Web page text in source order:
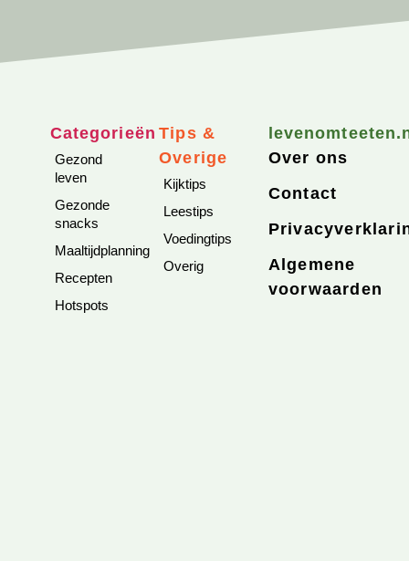
Categorieën
Gezond
leven
Gezonde
snacks
Maaltijdplanning
Recepten
Hotspots
Tips &
Overige
Kijktips
Leestips
Voedingtips
Overig
Over ons
Contact
Algemene
voorwaarden